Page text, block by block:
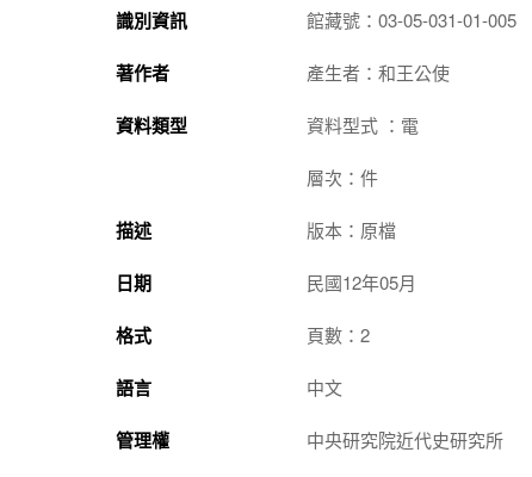
識別資訊 館藏號：03-05-031-01-005
著作者 產生者：和王公使
資料類型 資料型式 ：電
層次：件
描述 版本：原檔
日期 民國12年05月
格式 頁數：2
語言 中文
管理權 中央研究院近代史研究所